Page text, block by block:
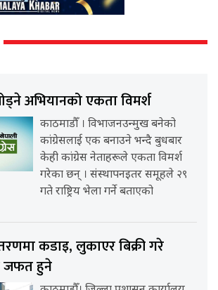
अभियानको एकता विमर्श
काठमाडौँ । विभाजनउन्मुख बनेको
कांग्रेसलाई एक बनाउने भन्दै बुधबार
केही कांग्रेस नेताहरूले एकता विमर्श
गरेका छन् । संस्थापनइतर समूहले २९
गते राष्ट्रिय भेला गर्ने बताएको
कडाइ, लुकाएर बिक्री गरे
जफत हुने